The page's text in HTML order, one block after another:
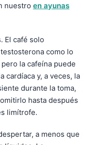
nuestro en ayunas
El café solo
como lo
la cafeína puede
cardíaca y, a veces, la
durante la toma,
hasta después
limítrofe.
a menos que